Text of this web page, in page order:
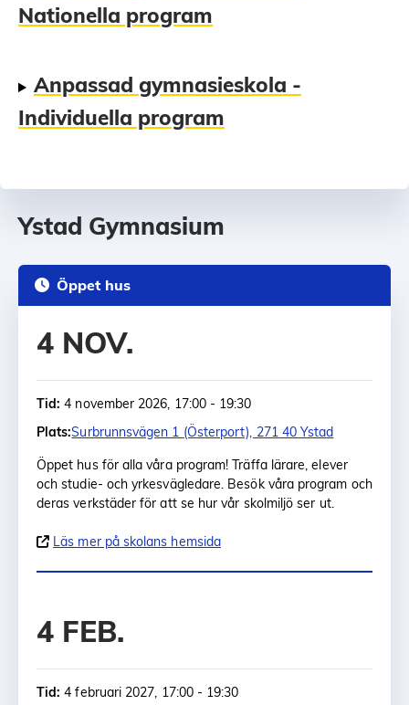
Nationella program
Anpassad gymnasieskola -
Individuella program
Ystad Gymnasium
Öppet hus
4 NOV.
Tid: 4 november 2026, 17:00 - 19:30
Plats:Surbrunnsvägen 1 (Österport), 271 40 Ystad
Öppet hus för alla våra program! Träffa lärare, elever
och studie- och yrkesvägledare. Besök våra program och
deras verkstäder för att se hur vår skolmiljö ser ut.
Läs mer på skolans hemsida
4 FEB.
Tid: 4 februari 2027, 17:00 - 19:30